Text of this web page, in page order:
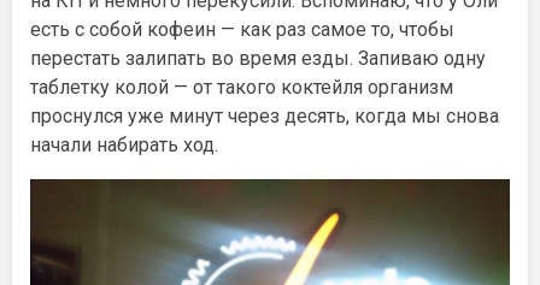
есть с собой кофеин — как раз самое то, чтобы
перестать залипать во время езды. Запиваю одну
таблетку колой — от такого коктейля организм
проснулся уже минут через десять, когда мы снова
начали набирать ход.